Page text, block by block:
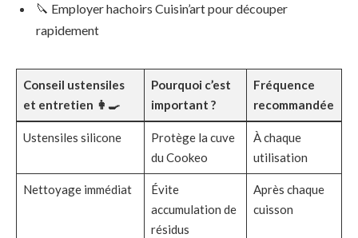
🔪 Employer hachoirs Cuisin’art pour découper
rapidement
Conseil ustensiles
et entretien 👩‍🍳
Pourquoi c’est
important ?
Fréquence
recommandée
Ustensiles silicone
Protège la cuve
du Cookeo
À chaque
utilisation
Nettoyage immédiat
Évite
accumulation de
résidus
Après chaque
cuisson